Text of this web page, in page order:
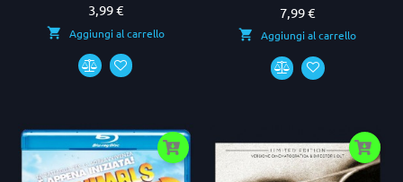
Prezzo
3,99 €
Aggiungi al carrello
Prezzo
7,99 €
Aggiungi al carrello